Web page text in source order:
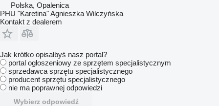
Polska, Opalenica
PHU "Karetina" Agnieszka Wilczyńska
Kontakt z dealerem
Jak krótko opisałbyś nasz portal?
portal ogłoszeniowy ze sprzętem specjalistycznym
sprzedawca sprzętu specjalistycznego
producent sprzętu specjalistycznego
nie ma poprawnej odpowiedzi
Wybierz odpowiedź